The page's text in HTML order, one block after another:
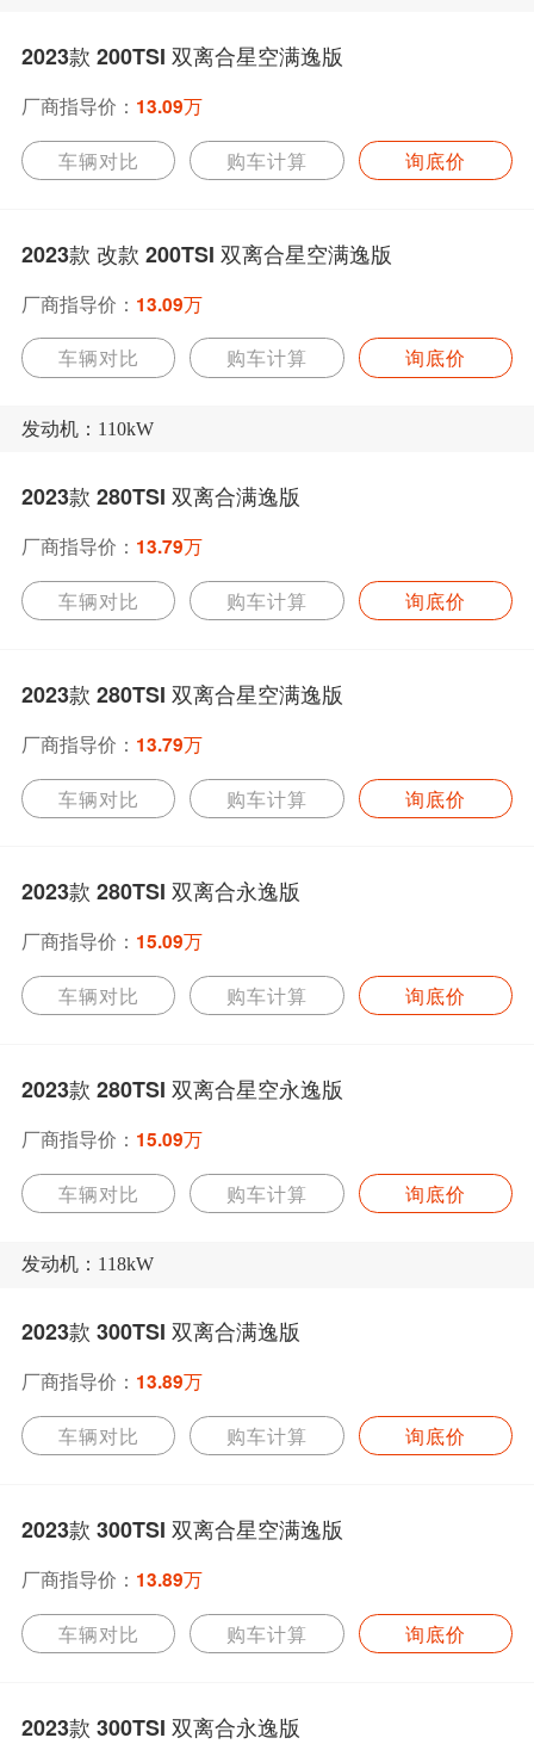
2023款 200TSI 双离合星空满逸版
厂商指导价： 13.09万
车辆对比 购车计算 询底价
2023款 改款 200TSI 双离合星空满逸版
厂商指导价： 13.09万
车辆对比 购车计算 询底价
发动机：110kW
2023款 280TSI 双离合满逸版
厂商指导价： 13.79万
车辆对比 购车计算 询底价
2023款 280TSI 双离合星空满逸版
厂商指导价： 13.79万
车辆对比 购车计算 询底价
2023款 280TSI 双离合永逸版
厂商指导价： 15.09万
车辆对比 购车计算 询底价
2023款 280TSI 双离合星空永逸版
厂商指导价： 15.09万
车辆对比 购车计算 询底价
发动机：118kW
2023款 300TSI 双离合满逸版
厂商指导价： 13.89万
车辆对比 购车计算 询底价
2023款 300TSI 双离合星空满逸版
厂商指导价： 13.89万
车辆对比 购车计算 询底价
2023款 300TSI 双离合永逸版